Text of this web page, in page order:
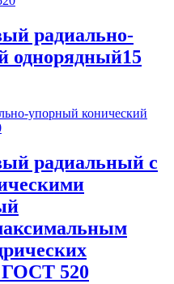
радиально-
однорядный15
радиальный с
ГОСТ 520